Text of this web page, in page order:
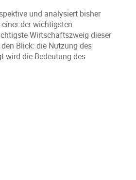
und analysiert bisher
der wichtigsten
Wirtschaftszweig dieser
Blick: die Nutzung des
wird die Bedeutung des